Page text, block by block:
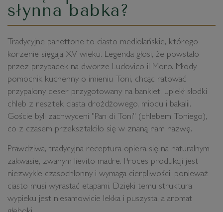
słynna babka?
Tradycyjne panettone to ciasto mediolańskie, którego
korzenie sięgają XV wieku. Legenda głosi, że powstało
przez przypadek na dworze Ludovico il Moro. Młody
pomocnik kuchenny o imieniu Toni, chcąc ratować
przypalony deser przygotowany na bankiet, upiekł słodki
chleb z resztek ciasta drożdżowego, miodu i bakalii.
Goście byli zachwyceni "Pan di Toni" (chlebem Toniego),
co z czasem przekształciło się w znaną nam nazwę.
Prawdziwa, tradycyjna receptura opiera się na naturalnym
zakwasie, zwanym lievito madre. Proces produkcji jest
niezwykle czasochłonny i wymaga cierpliwości, ponieważ
ciasto musi wyrastać etapami. Dzięki temu struktura
wypieku jest niesamowicie lekka i puszysta, a aromat